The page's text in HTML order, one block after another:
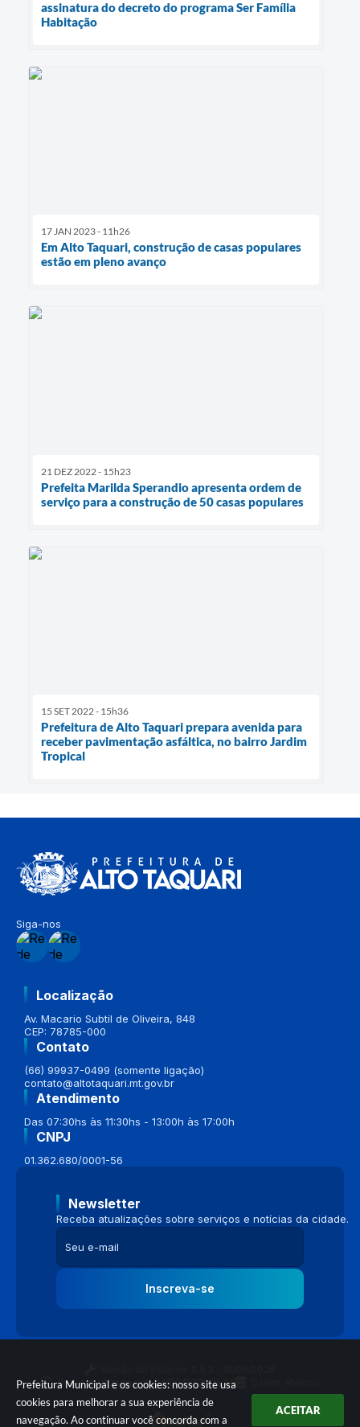
Prefeitura Municipal e os cookies: nosso site usa
cookies para melhorar a sua experiência de
navegação. Ao continuar você concorda com a
ACEITAR
assinatura do decreto do programa Ser Família
Habitação
17 JAN 2023 - 11h26
Em Alto Taquari, construção de casas populares
estão em pleno avanço
21 DEZ 2022 - 15h23
Prefeita Marilda Sperandio apresenta ordem de
serviço para a construção de 50 casas populares
15 SET 2022 - 15h36
Prefeitura de Alto Taquari prepara avenida para
receber pavimentação asfáltica, no bairro Jardim
Tropical
Siga-nos
Localização
Av. Macario Subtil de Oliveira, 848
CEP: 78785-000
Contato
(66) 99937-0499 (somente ligação)
contato@altotaquari.mt.gov.br
Atendimento
Das 07:30hs às 11:30hs - 13:00h às 17:00h
CNPJ
01.362.680/0001-56
Newsletter
Receba atualizações sobre serviços e notícias da cidade.
Inscreva-se
Portal atualizado em:04/08/2026 16:58